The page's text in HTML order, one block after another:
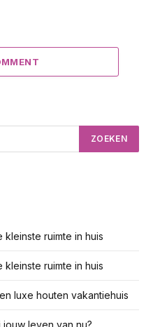
ruimte in huis
ruimte in huis
luxe houten vakantiehuis
leven van nu?